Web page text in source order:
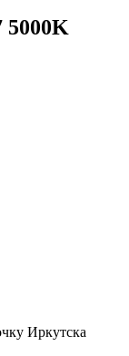
5000K
Иркутска